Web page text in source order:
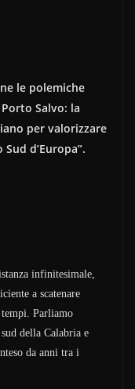
le polemiche
Salvo: la
per valorizzare
d’Europa”.
infinitesimale,
a scatenare
Parliamo
della Calabria e
da anni tra i